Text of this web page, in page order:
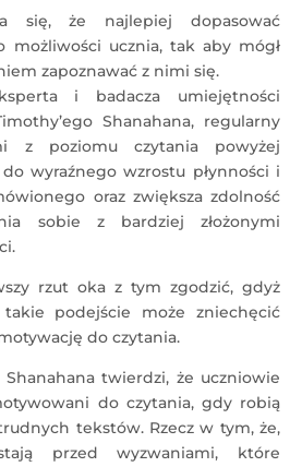
się, że najlepiej dopasować
możliwości ucznia, tak aby mógł
zapoznawać z nimi się.
i badacza umiejętności
Shanahana, regularny
z poziomu czytania powyżej
wyraźnego wzrostu płynności i
oraz zwiększa zdolność
sobie z bardziej złożonymi
rzut oka z tym zgodzić, gdyż
podejście może zniechęcić
do czytania.
Shanahana twierdzi, że uczniowie
do czytania, gdy robią
tekstów. Rzecz w tym, że,
przed wyzwaniami, które